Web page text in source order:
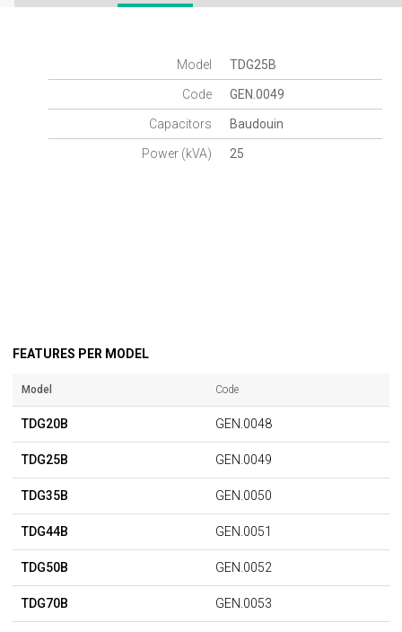
Model TDG25B
Code GEN.0049
Capacitors Baudouin
Power (kVA) 25
FEATURES PER MODEL
Model Code
TDG20B GEN.0048
TDG25B GEN.0049
TDG35B GEN.0050
TDG44B GEN.0051
TDG50B GEN.0052
TDG70B GEN.0053